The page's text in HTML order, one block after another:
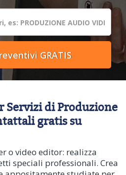
Servizi di Produzione
gratis su
o video editor: realizza
speciali professionali. Crea